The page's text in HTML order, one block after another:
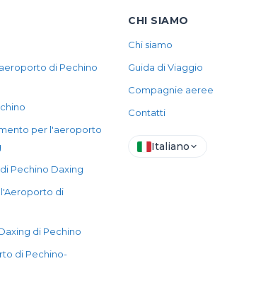
di Pechino
per l'aeroporto
Pechino Daxing
di
di Pechino
di Pechino-
CHI SIAMO
Chi siamo
Guida di Viaggio
Compagnie aeree
Contatti
Italiano